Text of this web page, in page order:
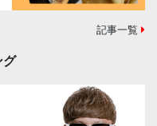
記事一覧
グ